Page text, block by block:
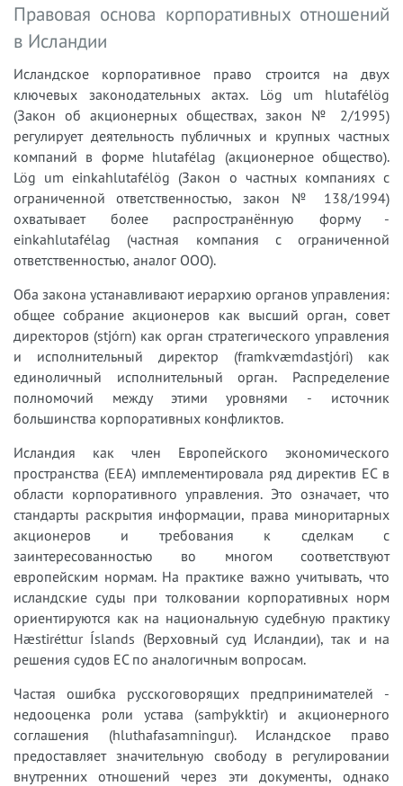
Правовая основа корпоративных отношений
в Исландии
Исландское корпоративное право строится на двух
ключевых законодательных актах. Lög um hlutafélög
(Закон об акционерных обществах, закон № 2/1995)
регулирует деятельность публичных и крупных частных
компаний в форме hlutafélag (акционерное общество).
Lög um einkahlutafélög (Закон о частных компаниях с
ограниченной ответственностью, закон № 138/1994)
охватывает более распространённую форму -
einkahlutafélag (частная компания с ограниченной
ответственностью, аналог ООО).
Оба закона устанавливают иерархию органов управления:
общее собрание акционеров как высший орган, совет
директоров (stjórn) как орган стратегического управления
и исполнительный директор (framkvæmdastjóri) как
единоличный исполнительный орган. Распределение
полномочий между этими уровнями - источник
большинства корпоративных конфликтов.
Исландия как член Европейского экономического
пространства (EEA) имплементировала ряд директив ЕС в
области корпоративного управления. Это означает, что
стандарты раскрытия информации, права миноритарных
акционеров и требования к сделкам с
заинтересованностью во многом соответствуют
европейским нормам. На практике важно учитывать, что
исландские суды при толковании корпоративных норм
ориентируются как на национальную судебную практику
Hæstiréttur Íslands (Верховный суд Исландии), так и на
решения судов ЕС по аналогичным вопросам.
Частая ошибка русскоговорящих предпринимателей -
недооценка роли устава (samþykktir) и акционерного
соглашения (hluthafasamningur). Исландское право
предоставляет значительную свободу в регулировании
внутренних отношений через эти документы, однако